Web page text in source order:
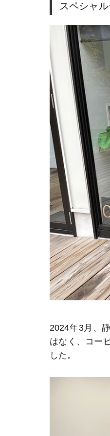
スペシャ
2024年3月、
はなく、コー
した。